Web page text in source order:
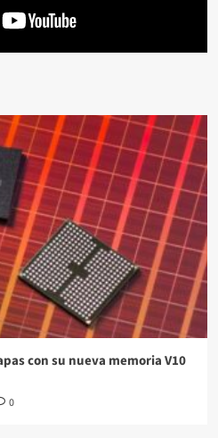
con su nueva memoria V10
0